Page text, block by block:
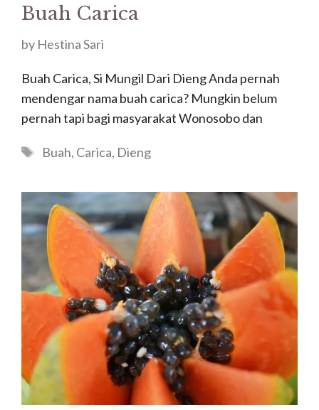
Buah Carica
by Hestina Sari
Buah Carica, Si Mungil Dari Dieng Anda pernah
mendengar nama buah carica? Mungkin belum
pernah tapi bagi masyarakat Wonosobo dan
Tags
Buah, Carica, Dieng